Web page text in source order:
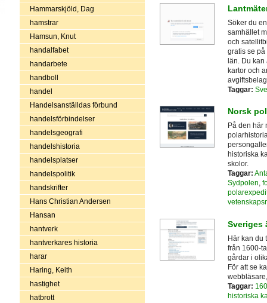
Hammarskjöld, Dag
hamstrar
Hamsun, Knut
handalfabet
handarbete
handboll
handel
Handelsanställdas förbund
handelsförbindelser
handelsgeografi
handelshistoria
handelsplatser
handelspolitik
handskrifter
Hans Christian Andersen
Hansan
hantverk
hantverkares historia
harar
Haring, Keith
hastighet
hatbrott
Söker du
samhället
och
gratis se
län. Du
kartor och
Taggar:
Norsk
På den här
historiska
skolor.
Taggar:
Sydpolen,
Sveriges
Här kan du
från 1600-
gårdar i
För att se
Taggar:
historiska